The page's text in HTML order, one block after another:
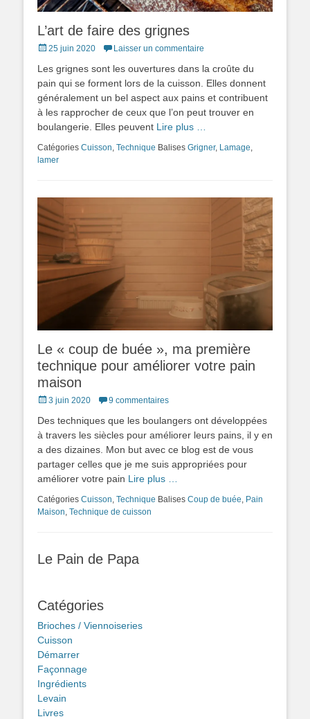
L’art de faire des grignes
Posted
25 juin 2020 Laisser un commentaire
Les grignes sont les ouvertures dans la croûte du
pain qui se forment lors de la cuisson. Elles donnent
généralement un bel aspect aux pains et contribuent
à les rapprocher de ceux que l’on peut trouver en
boulangerie. Elles peuvent Lire plus …
Catégories Cuisson, Technique Balises Grigner, Lamage,
lamer
Le « coup de buée », ma première
technique pour améliorer votre pain
maison
Posted
3 juin 2020 9 commentaires
Des techniques que les boulangers ont développées
à travers les siècles pour améliorer leurs pains, il y en
a des dizaines. Mon but avec ce blog est de vous
partager celles que je me suis appropriées pour
améliorer votre pain Lire plus …
Catégories Cuisson Technique Balises Coup de buée Pain
Maison Technique de cuisson
Le Pain de Papa
Catégories
Brioches / Viennoiseries
Cuisson
Démarrer
Façonnage
Ingrédients
Levain
Livres